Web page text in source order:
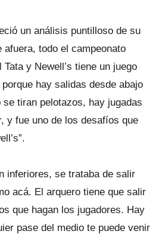
un análisis puntilloso de su
afuera, todo el campeonato
y Newell’s tiene un juego
hay salidas desde abajo
se tiran pelotazos, hay jugadas
y fue uno de los desafíos que
inferiores, se trataba de salir
acá. El arquero tiene que salir
que hagan los jugadores. Hay
pase del medio te puede venir